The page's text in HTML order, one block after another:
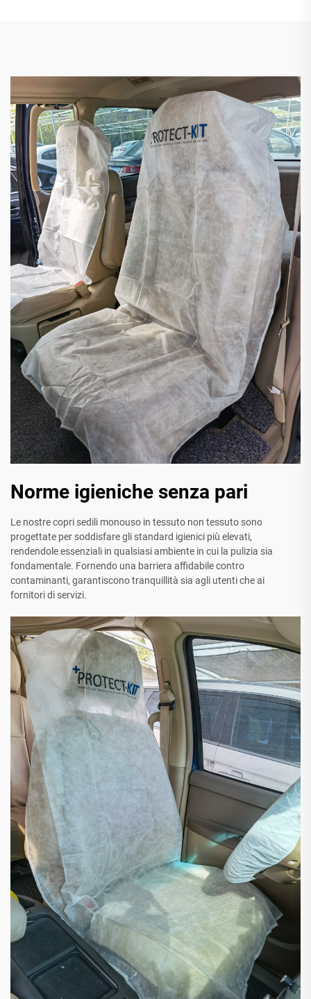
Norme igieniche senza pari
Le nostre copri sedili monouso in tessuto non tessuto sono
progettate per soddisfare gli standard igienici più elevati,
rendendole essenziali in qualsiasi ambiente in cui la pulizia sia
fondamentale. Fornendo una barriera affidabile contro
contaminanti, garantiscono tranquillità sia agli utenti che ai
fornitori di servizi.